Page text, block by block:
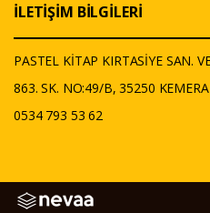
İLETİŞİM BİLGİLERİ
PASTEL KİTAP KIRTASİYE SAN.
863. SK. NO:49/B, 35250
0534 793 53 62